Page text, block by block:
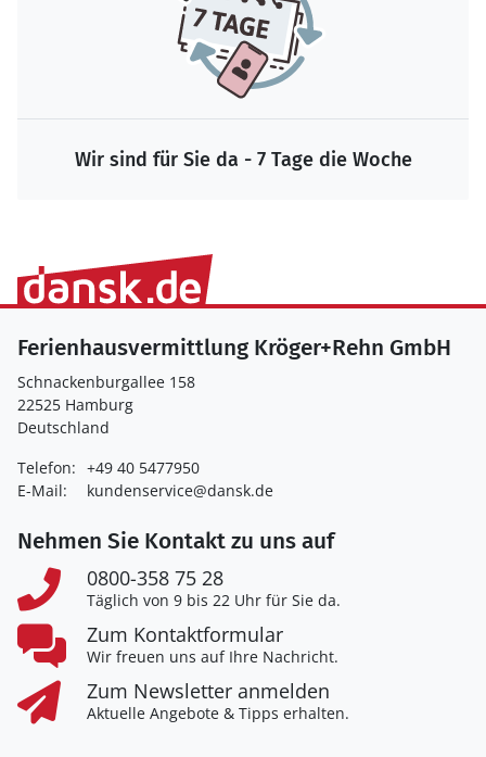
Wir sind für Sie da - 7 Tage die Woche
Ferienhausvermittlung Kröger+Rehn GmbH
Schnackenburgallee 158
22525 Hamburg
Deutschland
Telefon: +49 40 5477950
E-Mail:
kundenservice@dansk.de
Nehmen Sie Kontakt zu uns auf
0800-358 75 28
Täglich von 9 bis 22 Uhr für Sie da.
Zum Kontaktformular
Wir freuen uns auf Ihre Nachricht.
Zum Newsletter anmelden
Aktuelle Angebote & Tipps erhalten.